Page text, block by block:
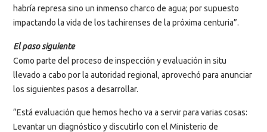
habría represa sino un inmenso charco de agua; por supuesto
impactando la vida de los tachirenses de la próxima centuria”.
El paso siguiente
Como parte del proceso de inspección y evaluación in situ
llevado a cabo por la autoridad regional, aprovechó para anunciar
los siguientes pasos a desarrollar.
“Está evaluación que hemos hecho va a servir para varias cosas:
Levantar un diagnóstico y discutirlo con el Ministerio de